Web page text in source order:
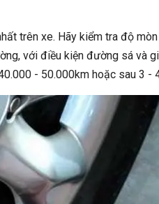
trên xe. Hãy kiểm tra độ
với điều kiện đường sá và
- 50.000km hoặc sau 3 -